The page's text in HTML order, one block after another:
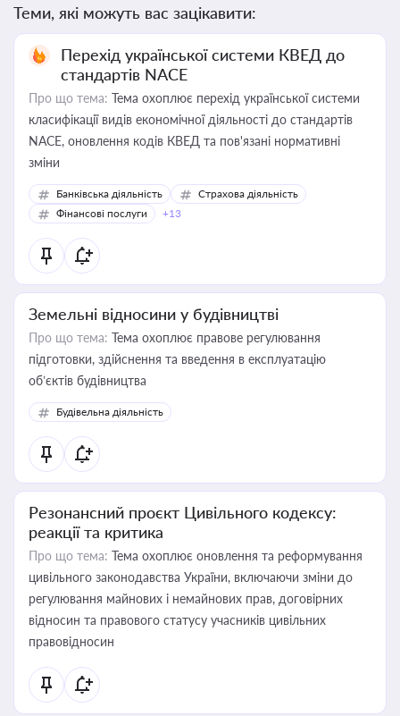
Теми, які можуть вас зацікавити:
Перехід української системи КВЕД до
стандартів NACE
Про що тема: Тема охоплює перехід української системи
класифікації видів економічної діяльності до стандартів
NACE, оновлення кодів КВЕД та пов'язані нормативні
зміни
Банківська діяльність
Страхова діяльність
Фінансові послуги
+13
Земельні відносини у будівництві
Про що тема: Тема охоплює правове регулювання
підготовки, здійснення та введення в експлуатацію
об’єктів будівництва
Будівельна діяльність
Резонансний проєкт Цивільного кодексу:
реакції та критика
Про що тема: Тема охоплює оновлення та реформування
цивільного законодавства України, включаючи зміни до
регулювання майнових і немайнових прав, договірних
відносин та правового статусу учасників цивільних
правовідносин